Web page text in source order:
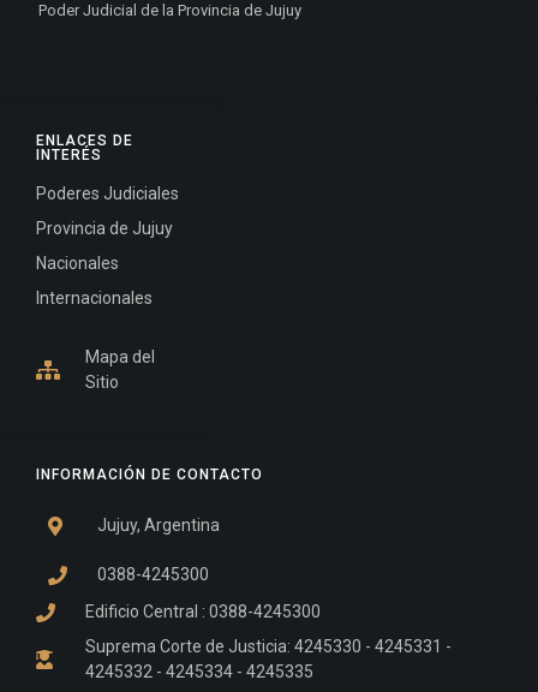
INFORMACIÓN DE CONTACTO
Jujuy, Argentina
0388-4245300
Edificio Central : 0388-4245300
Suprema Corte de Justicia: 4245330 - 4245331 -
4245332 - 4245334 - 4245335
ENLACES DE
INTERÉS
Poderes Judiciales
Provincia de Jujuy
Nacionales
Internacionales
Mapa del
Sitio
Poder Judicial de la Provincia de Jujuy